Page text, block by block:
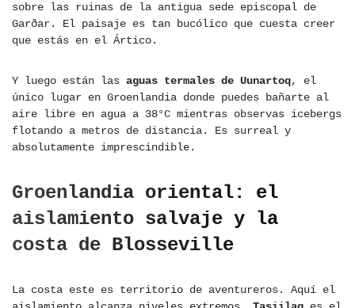
sobre las ruinas de la antigua sede episcopal de
Garðar. El paisaje es tan bucólico que cuesta creer
que estás en el Ártico.
Y luego están las aguas termales de Uunartoq, el
único lugar en Groenlandia donde puedes bañarte al
aire libre en agua a 38°C mientras observas icebergs
flotando a metros de distancia. Es surreal y
absolutamente imprescindible.
Groenlandia oriental: el
aislamiento salvaje y la
costa de Blosseville
La costa este es territorio de aventureros. Aquí el